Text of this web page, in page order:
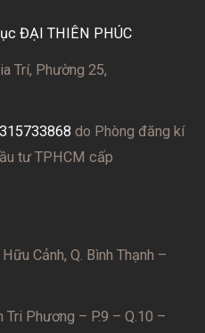
ĐẠI THIÊN PHÚC
Trí, Phường 25,
do Phòng đăng kí
tư TPHCM cấp
Cảnh, Q. Bình Thạnh –
Phương – P.9 – Q.10 –